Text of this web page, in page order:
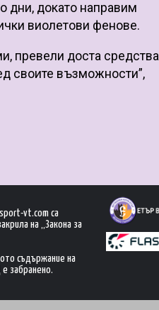
дни, докато направим
виолетови фенове.
превели доста средства
своите възможности”,
vt.com са
на „Закона за
съдържание на
забранено.